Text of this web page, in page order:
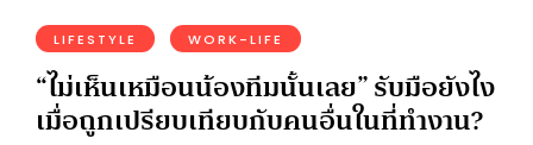
LIFESTYLE WORK-LIFE
“ไม่เห็นเหมือนน้องทีมนั้นเลย” รับมือยังไง
เมื่อถูกเปรียบเทียบกับคนอื่นในที่ทำงาน?